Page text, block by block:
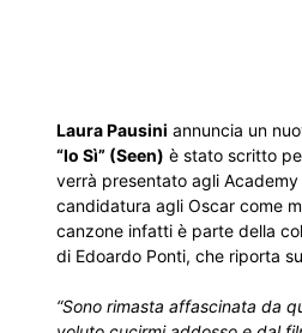
Laura Pausini annuncia un
“Io Sì” (Seen) è stato scritto
verrà presentato agli
candidatura agli Oscar come
canzone infatti è parte della
di Edoardo Ponti, che riporta
“Sono rimasta affascinata da